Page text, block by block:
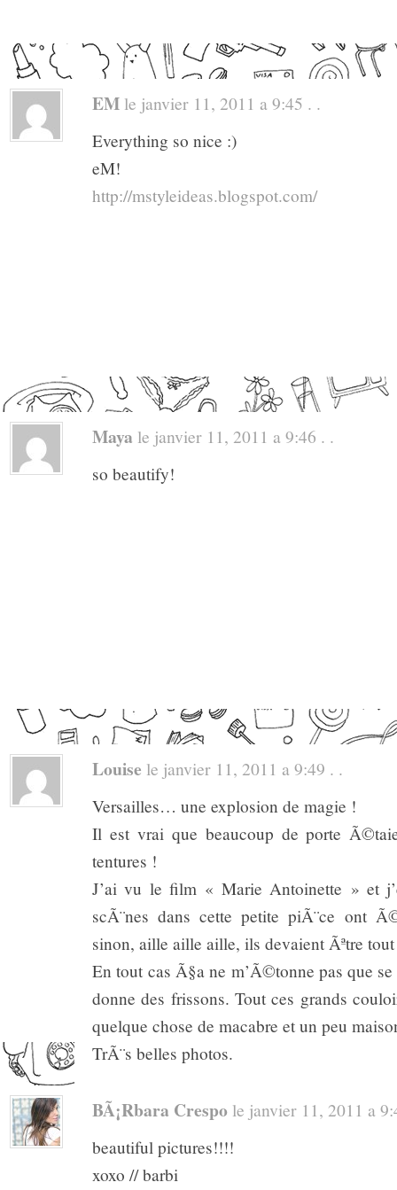
EM le janvier 11, 2011 a 9:45 . .
Everything so nice :)
eM!
http://mstyleideas.blogspot.com/
Maya le janvier 11, 2011 a 9:46 . .
so beautify!
Louise le janvier 11, 2011 a 9:49 . .
Versailles… une explosion de magie !
Il est vrai que beaucoup de porte
tentures !
J’ai vu le film « Marie Antoinette » et
scÃ¨nes dans cette petite piÃ¨ce ont
sinon, aille aille aille, ils devaient Ãªtre
En tout cas Ã§a ne m’Ã©tonne pas que
donne des frissons. Tout ces grands
quelque chose de macabre et un peu
TrÃ¨s belles photos.
BÃ¡rbara Crespo le janvier 11, 2011 a
beautiful pictures!!!!
xoxo // barbi